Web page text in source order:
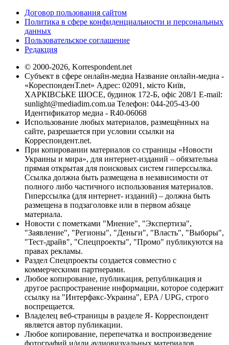
Договор пользования сайтом
Политика в сфере конфиденциальности и персональных
данных
Пользовательское соглашение
Редакция
© 2000-2026, Korrespondent.net
Субъект в сфере онлайн-медиа Название онлайн-медиа -
«КореспонденТ.net» Адрес: 02091, місто Київ,
ХАРКІВСЬКЕ ШОСЕ, будинок 172-Б, офіс 208/1 E-mail:
sunlight@mediadim.com.ua Телефон: 044-205-43-00
Идентификатор медиа - R40-06068
Использование любых материалов, размещённых на
сайте, разрешается при условии ссылки на
Корреспондент.net.
При копировании материалов со страницы «Новости
Украины и мира», для интернет-изданий – обязательна
прямая открытая для поисковых систем гиперссылка.
Ссылка должна быть размещена в независимости от
полного либо частичного использования материалов.
Гиперссылка (для интернет- изданий) – должна быть
размещена в подзаголовке или в первом абзаце
материала.
Новости с пометками "Мнение", "Экспертиза",
"Заявление", "Регионы", "Деньги", "Власть", "Выборы",
"Тест-драйв", "Спецпроекты", "Промо" публикуются на
правах рекламы.
Раздел Спецпроекты создается совместно с
коммерческими партнерами.
Любое копирование, публикация, републикация и
другое распространение информации, которое содержит
ссылку на "Интерфакс-Украина", EPA / UPG, строго
воспрещается.
Владелец веб-страницы в разделе Я- Корреспондент
является автор публикации.
Любое копирование, перепечатка и воспроизведение
фотографий и/или аудиовизуальных материалов,